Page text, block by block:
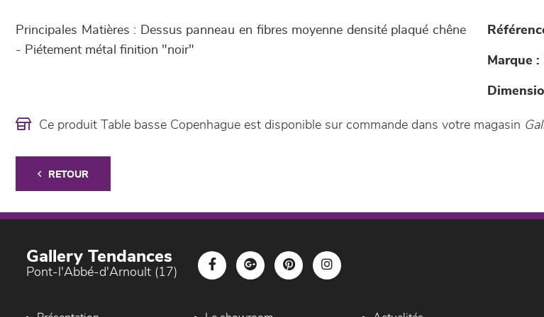
Principales Matières : Dessus panneau en fibres moyenne densité plaqué chêne
- Piétement métal finition "noir"
Marque :
Ce produit Table basse Copenhague est disponible sur commande dans votre magasin
RETOUR
Gallery Tendances
Pont-l'Abbé-d'Arnoult (17)